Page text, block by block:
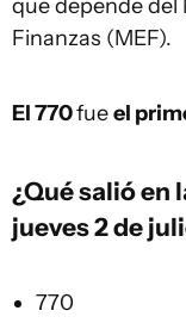
que depende del
Finanzas (MEF).
El 770fueel
¿Qué salió en
jueves 2 de
770